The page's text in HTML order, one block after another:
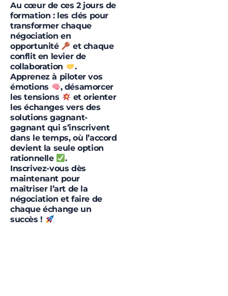
Au cœur de ces 2 jours de
formation : les clés pour
transformer chaque
négociation en
opportunité
et chaque
conflit en levier de
collaboration
.
Apprenez à piloter vos
émotions
, désamorcer
les tensions
et orienter
les échanges vers des
solutions gagnant-
gagnant qui s’inscrivent
dans le temps, où l’accord
devient la seule option
rationnelle
.
Inscrivez-vous dès
maintenant pour
maîtriser l’art de la
négociation et faire de
chaque échange un
succès !